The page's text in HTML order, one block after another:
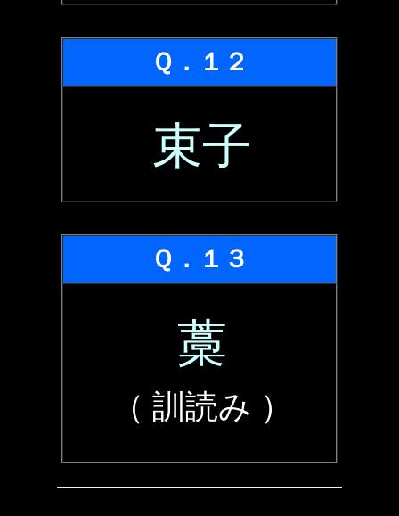
Ｑ．１２
束子
Ｑ．１３
藁
（ 訓読み ）